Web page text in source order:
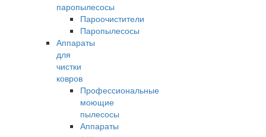
паропылесосы
Пароочистители
Паропылесосы
Аппараты
для
чистки
ковров
Профессиональные
моющие
пылесосы
Аппараты